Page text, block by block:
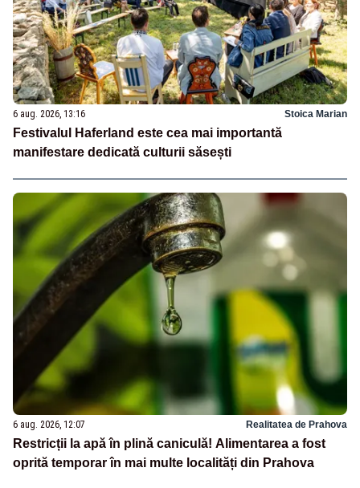
6 aug. 2026, 13:16 Stoica Marian
Festivalul Haferland este cea mai importantă
manifestare dedicată culturii săsești
6 aug. 2026, 12:07 Realitatea de Prahova
Restricții la apă în plină caniculă! Alimentarea a fost
oprită temporar în mai multe localități din Prahova